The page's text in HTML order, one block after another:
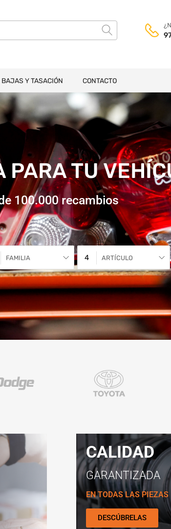
BAJAS Y TASACIÓN CONTACTO
TU
100.000 recambios
FAMILIA ARTÍCULO
CALIDAD
GARANTIZADA
EN TODAS LAS PIEZAS
DESCÚBRELAS